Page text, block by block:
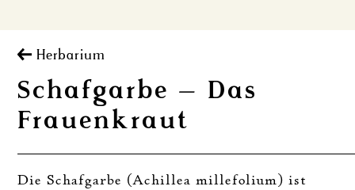
Herbarium
Schafgarbe – Das
Frauenkraut
Die Schafgarbe (Achillea millefolium) ist